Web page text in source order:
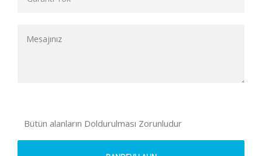
Bütün alanların Doldurulması Zorunludur